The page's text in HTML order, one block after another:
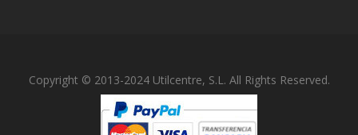
Copyright © 2013-2024 Utilcentre, S.L. All Rights Reserved.